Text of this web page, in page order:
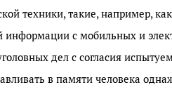
техники, такие, например,
информации с мобильных и
дел с согласия
в памяти человека